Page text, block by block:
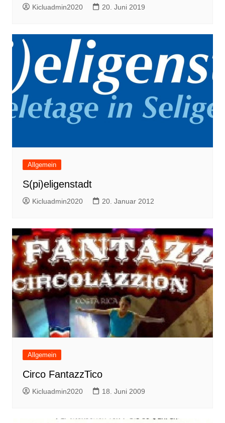
i
Kicluadmin2020 20. Juni 2019
Allgemein
S(pi)eligenstadt
Kicluadmin2020 20. Januar 2012
Allgemein
Circo FantazzTico
Kicluadmin2020 18. Juni 2009